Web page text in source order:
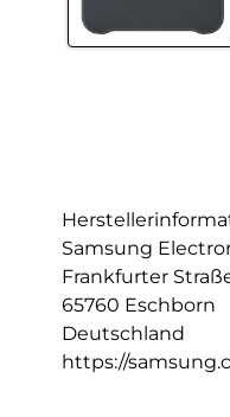
Samsung
Frankfurter
65760 Eschborn
Deutschland
https://